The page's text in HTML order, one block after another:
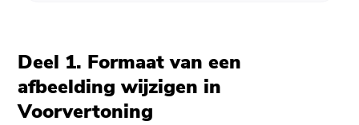
Deel 1. Formaat van een
afbeelding wijzigen in
Voorvertoning